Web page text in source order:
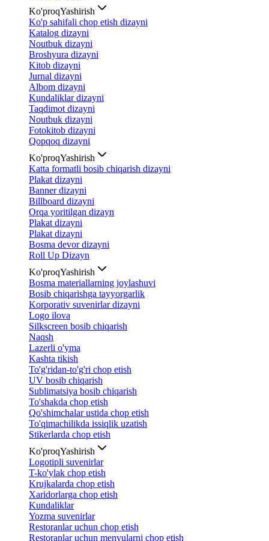
Ko'proqYashirish
Ko'p sahifali chop etish dizayni
Katalog dizayni
Noutbuk dizayni
Broshyura dizayni
Kitob dizayni
Jurnal dizayni
Albom dizayni
Kundaliklar dizayni
Taqdimot dizayni
Noutbuk dizayni
Fotokitob dizayni
Qopqoq dizayni
Ko'proqYashirish
Katta formatli bosib chiqarish dizayni
Plakat dizayni
Banner dizayni
Billboard dizayni
Orqa yoritilgan dizayn
Plakat dizayni
Plakat dizayni
Bosma devor dizayni
Roll Up Dizayn
Ko'proqYashirish
Bosma materiallarning joylashuvi
Bosib chiqarishga tayyorgarlik
Korporativ suvenirlar dizayni
Logo ilova
Silkscreen bosib chiqarish
Naqsh
Lazerli o'yma
Kashta tikish
To'g'ridan-to'g'ri chop etish
UV bosib chiqarish
Sublimatsiya bosib chiqarish
To'shakda chop etish
Qo'shimchalar ustida chop etish
To'qimachilikda issiqlik uzatish
Stikerlarda chop etish
Ko'proqYashirish
Logotipli suvenirlar
T-ko'ylak chop etish
Krujkalarda chop etish
Xaridorlarga chop etish
Kundaliklar
Yozma suvenirlar
Restoranlar uchun chop etish
Restoranlar uchun menyularni chop etish